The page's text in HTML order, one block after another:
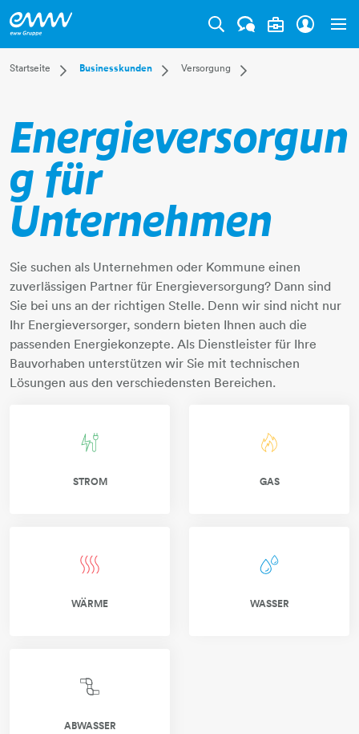
Startseite
Dropdown Startseite
Mehr
Businesskunden
Dropdown Businesskunden
ITandTEL
Versorgung
Dropdown Versorgung
Fernwärme
Wasser
Energieversorgun
g für
Unternehmen
Sie suchen als Unternehmen oder Kommune einen
zuverlässigen Partner für Energieversorgung? Dann sind
Sie bei uns an der richtigen Stelle. Denn wir sind nicht nur
Ihr Energieversorger, sondern bieten Ihnen auch die
passenden Energiekonzepte. Als Dienstleister für Ihre
Bauvorhaben unterstützen wir Sie mit technischen
Lösungen aus den verschiedensten Bereichen.
STROM ​​​​​​​GAS
​​​​​​​WÄRME WASSER
​​​​​​​ABWASSER